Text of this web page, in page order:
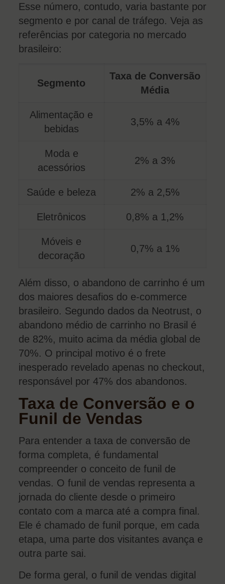
Esse número, contudo, varia bastante por
segmento e por canal de tráfego. Veja as
referências por categoria no mercado
brasileiro:
Segmento
Taxa de Conversão
Média
Alimentação e
bebidas
3,5% a 4%
Moda e
acessórios
2% a 3%
Saúde e beleza 2% a 2,5%
Eletrônicos 0,8% a 1,2%
Móveis e
decoração
0,7% a 1%
Além disso, o abandono de carrinho é um
dos maiores desafios do e-commerce
brasileiro. Segundo dados da Neotrust, o
abandono médio de carrinho no Brasil é
de 82%, muito acima da média global de
70%. O principal motivo é o frete
inesperado revelado apenas no checkout,
responsável por 47% dos abandonos.
Taxa de Conversão e o
Funil de Vendas
Para entender a taxa de conversão de
forma completa, é fundamental
compreender o conceito de funil de
vendas. O funil de vendas representa a
jornada do cliente desde o primeiro
contato com a marca até a compra final.
Ele é chamado de funil porque, em cada
etapa, uma parte dos visitantes avança e
outra parte sai.
De forma geral, o funil de vendas digital